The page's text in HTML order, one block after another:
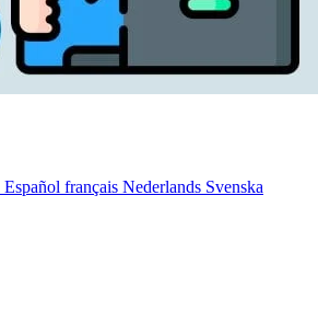
Español français Nederlands Svenska